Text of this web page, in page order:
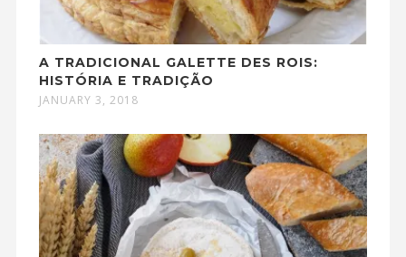
A TRADICIONAL GALETTE DES ROIS:
HISTÓRIA E TRADIÇÃO
JANUARY 3, 2018